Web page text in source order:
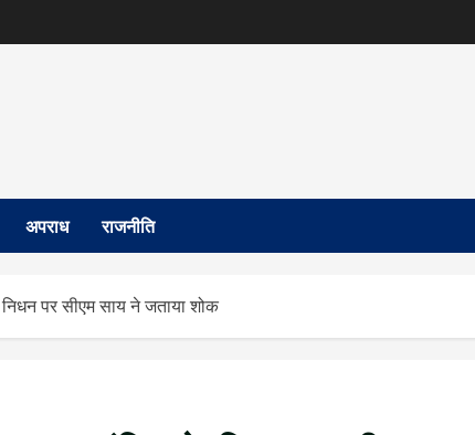
अपराध राजनीति
पर सीएम साय ने जताया शोक